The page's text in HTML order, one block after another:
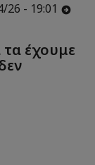
26 - 19:01
έχουμε